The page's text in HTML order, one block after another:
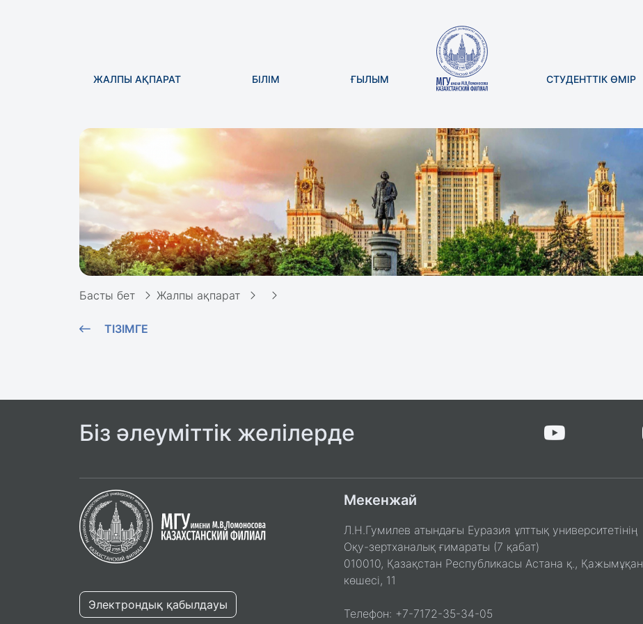
ЖАЛПЫ АҚПАРАТ БІЛІМ ҒЫЛЫМ СТУДЕНТТІК ӨМІР
Басты бет Жалпы ақпарат
ТІЗІМГЕ
Біз әлеуміттік желілерде
Электрондық қабылдауы
Мекенжай
Л.Н.Гумилев атындағы Еуразия ұлттық университетінің
Оқу-зертханалық ғимараты (7 қабат)
010010, Қазақстан Республикасы Астана қ., Қажымұқан
көшесі, 11
Телефон: +7-7172-35-34-05